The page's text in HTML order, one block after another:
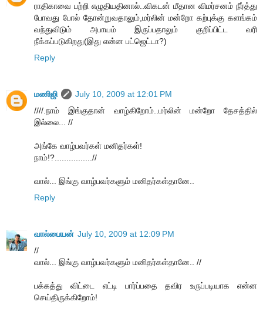
ராதிகாவை பற்றி எழுதியதினால்..விகடன் மீதான விமர்சனம் நீர்த்து
போவது போல் தோன்றுவதாலும்,மர்லின் மன்றோ கற்புக்கு களங்கம்
வந்துவிடும் அபாயம் இருப்பதாலும் குறிப்பிட்ட வரி
நீக்கப்படுகிறது(இது என்ன பட்ஜெட்டா?)
Reply
மணிஜி
July 10, 2009 at 12:01 PM
////.நாம் இங்குதான் வாழ்கிறோம்..மர்லின் மன்றோ தேசத்தில்
இல்லை... //
அங்கே வாழ்பவர்கள் மனிதர்கள்!
நாம்!?................//
வால்... இங்கு வாழ்பவர்களும் மனிதர்கள்தானே..
Reply
வால்பையன் July 10, 2009 at 12:09 PM
//
வால்... இங்கு வாழ்பவர்களும் மனிதர்கள்தானே.. //
பக்கத்து விட்டை எட்டி பார்ப்பதை தவிர உருப்படியாக என்ன
செய்திருக்கிறோம்!